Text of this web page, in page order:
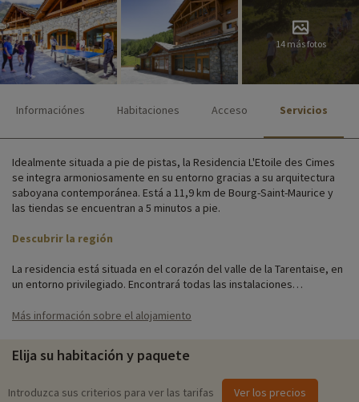
14 más fotos
Informaciónes Habitaciones Acceso Servicios
Idealmente situada a pie de pistas, la Residencia L'Etoile des Cimes
se integra armoniosamente en su entorno gracias a su arquitectura
saboyana contemporánea. Está a 11,9 km de Bourg-Saint-Maurice y
las tiendas se encuentran a 5 minutos a pie.
Descubrir la región
La residencia está situada en el corazón del valle de la Tarentaise, en
un entorno privilegiado. Encontrará todas las instalaciones
piscina cubierta, zona de bienestar y mucho más.
su comodidad y tienen capacidad para entre 4 y 10 personas.
Perfectos para familias numerosas. Sea cual sea el tipo de
alojamiento que elija, dispondrá de cocina totalmente equipada, TV y
Más información sobre el alojamiento
Elija su habitación y paquete
Introduzca sus criterios para ver las tarifas Ver los precios